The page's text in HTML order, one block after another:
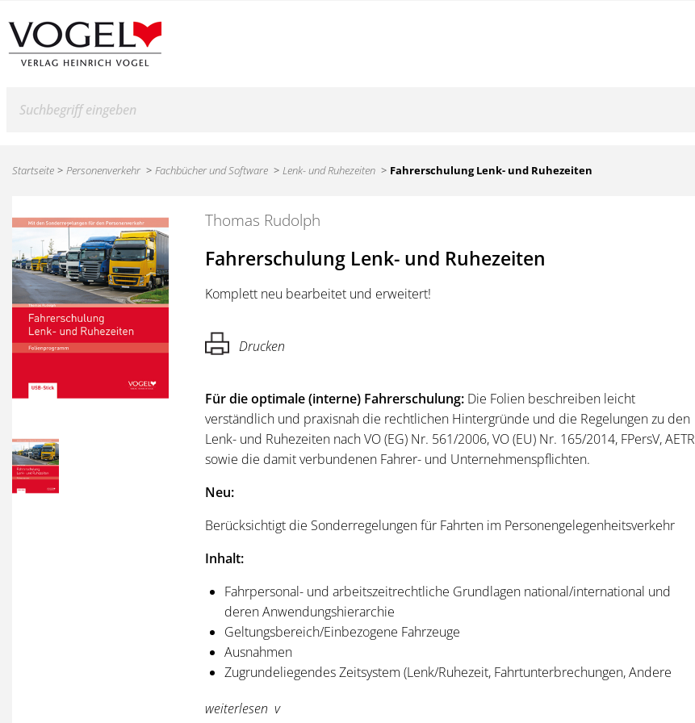
Startseite Personenverkehr Fachbücher und Software Lenk- und Ruhezeiten Fahrerschulung Lenk- und Ruhezeiten
Thomas Rudolph
Fahrerschulung Lenk- und Ruhezeiten
Komplett neu bearbeitet und erweitert!
Drucken
Für die optimale (interne) Fahrerschulung: Die Folien beschreiben leicht
verständlich und praxisnah die rechtlichen Hintergründe und die Regelungen zu den
Lenk- und Ruhezeiten nach VO (EG) Nr. 561/2006, VO (EU) Nr. 165/2014, FPersV, AETR
sowie die damit verbundenen Fahrer- und Unternehmenspflichten.
Neu:
Berücksichtigt die Sonderregelungen für Fahrten im Personengelegenheitsverkehr
Inhalt:
Fahrpersonal- und arbeitszeitrechtliche Grundlagen national/international und
deren Anwendungshierarchie
Geltungsbereich/Einbezogene Fahrzeuge
Ausnahmen
Zugrundeliegendes Zeitsystem (Lenk/Ruhezeit, Fahrtunterbrechungen, Andere
Sonder- und Ausnahmeregelungen (Fähre/Zug, Mehrfahrerbesetzung, AETR u.a.)
weiterlesen